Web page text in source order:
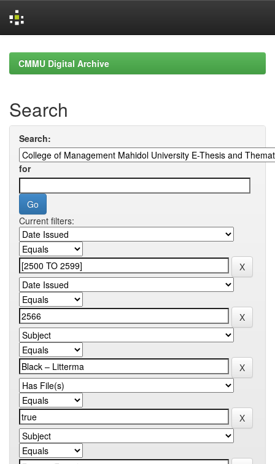
navigationCMMU Digital Archive
Search
Search:
for
Current filters: